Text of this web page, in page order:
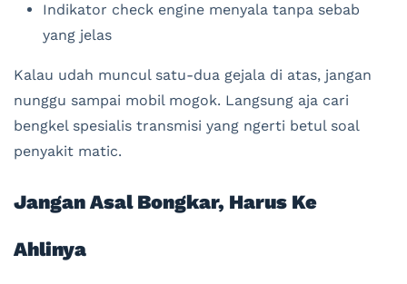
Indikator check engine menyala tanpa sebab
yang jelas
Kalau udah muncul satu-dua gejala di atas, jangan
nunggu sampai mobil mogok. Langsung aja cari
bengkel spesialis transmisi yang ngerti betul soal
penyakit matic.
Jangan Asal Bongkar, Harus Ke
Ahlinya